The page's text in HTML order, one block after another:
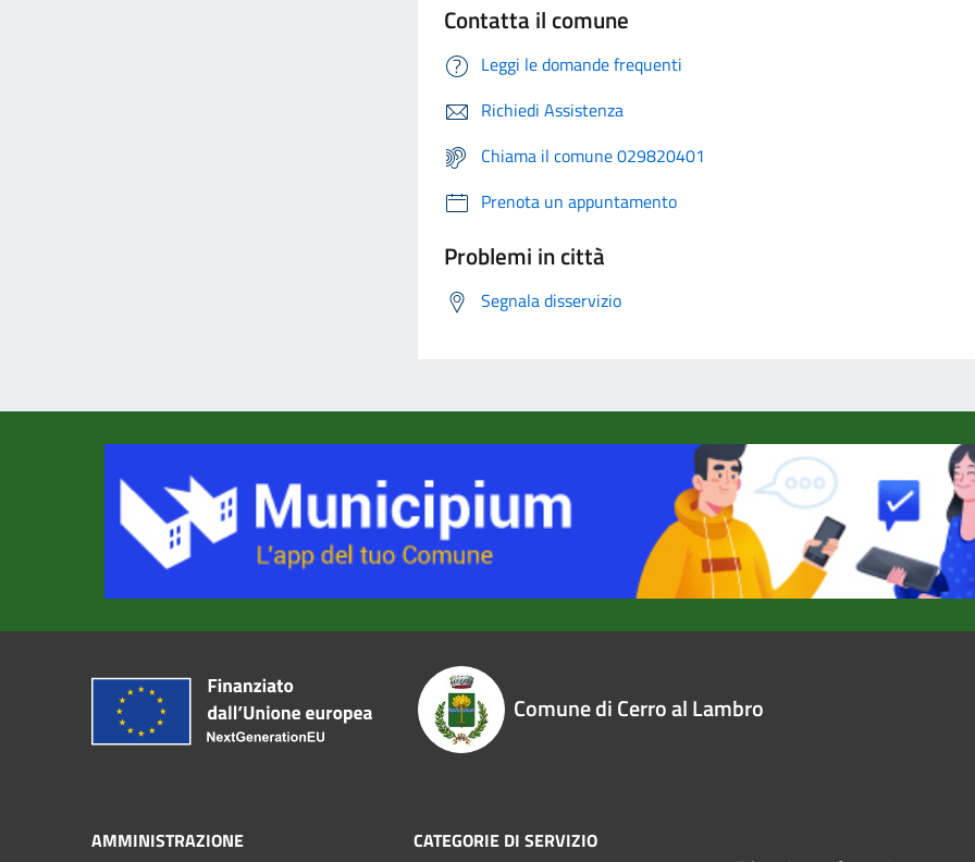
Contatta il comune
Leggi le domande frequenti
Richiedi Assistenza
Chiama il comune 029820401
Prenota un appuntamento
Problemi in città
Segnala disservizio
Comune di Cerro al Lambro
AMMINISTRAZIONE
CATEGORIE DI SERVIZIO